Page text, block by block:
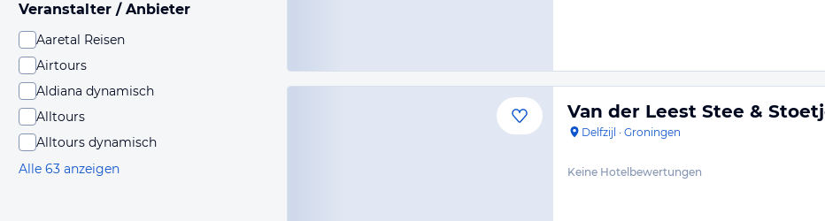
Veranstalter / Anbieter
Aaretal Reisen
Airtours
Aldiana dynamisch
Alltours
Alltours dynamisch
Alle 63 anzeigen
Van der Leest Stee &
Delfzijl · Groningen
Keine Hotelbewertungen